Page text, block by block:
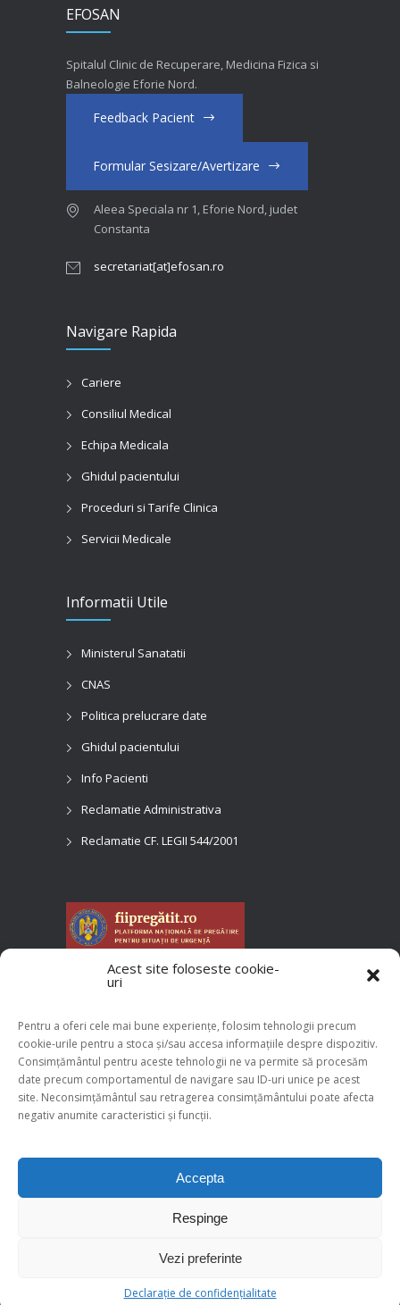
Acest site foloseste cookie-
uri
Pentru a oferi cele mai bune experiențe, folosim tehnologii precum
cookie-urile pentru a stoca și/sau accesa informațiile despre dispozitiv.
Consimțământul pentru aceste tehnologii ne va permite să procesăm
date precum comportamentul de navigare sau ID-uri unice pe acest
site. Neconsimțământul sau retragerea consimțământului poate afecta
negativ anumite caracteristici și funcții.
Accepta
Respinge
Vezi preferinte
Declarație de confidențialitate
EFOSAN
Spitalul Clinic de Recuperare, Medicina Fizica si
Balneologie Eforie Nord.
Feedback Pacient
Formular Sesizare/Avertizare
Aleea Speciala nr 1, Eforie Nord, judet
Constanta
secretariat[at]efosan.ro
Navigare Rapida
Cariere
Consiliul Medical
Echipa Medicala
Ghidul pacientului
Proceduri si Tarife Clinica
Servicii Medicale
Informatii Utile
Ministerul Sanatatii
CNAS
Politica prelucrare date
Ghidul pacientului
Info Pacienti
Reclamatie Administrativa
Reclamatie CF. LEGII 544/2001
Acreditare ANMCS
Copyright © 2025 Efosan. Toate drepturile
rezervate
Spitalul Clinic de Recuperare, Medicina Fizica si
Balneologie Eforie Nord
Politica prelucrare date Politica Cookies